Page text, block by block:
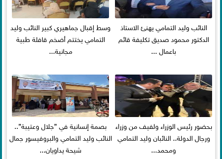
النائب وليد التمامي يهنئ الاستاذ
الدكتور محمود صديق تكليفة قائم
باعمال ...
وسط إقبال جماهيري كبير النائب وليد
التمامي يختتم أضخم قافلة طبية
مجانية...
بحضور رئيس الوزراء ولفيف من وزراء
ورجال الدولة.. النائبان وليد التمامي
ومحمد...
بصمة إنسانية في ”جلال وعتيبة”..
النائب وليد التمامي والبروفيسور جمال
شيحة يداويان...